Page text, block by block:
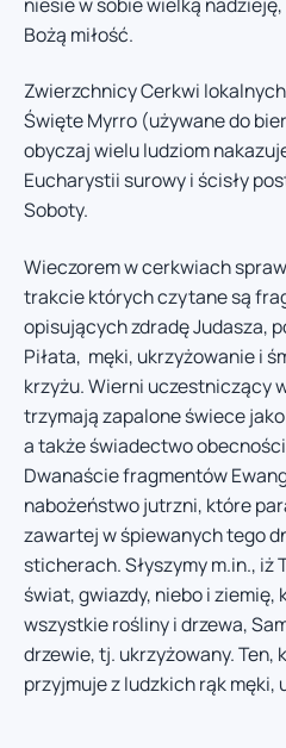
Bożą miłość.
Zwierzchnicy Cerkwi
Święte Myrro (używane do
obyczaj wielu ludziom
Eucharystii surowy i ścisły
Soboty.
Wieczorem w cerkwiach
trakcie których czytane są
opisujących zdradę Judasza,
Piłata, męki, ukrzyżowanie i
krzyżu. Wierni uczestniczący
trzymają zapalone świece
a także świadectwo
Dwanaście fragmentów
nabożeństwo jutrzni, które
zawartej w śpiewanych tego
sticherach. Słyszymy m.in., iż
świat, gwiazdy, niebo i ziemię,
wszystkie rośliny i drzewa,
drzewie, tj. ukrzyżowany. Ten,
przyjmuje z ludzkich rąk męki,